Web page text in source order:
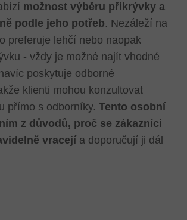
možnost výběru přikrývky a
podle jeho potřeb. Nezáleží na
preferuje lehčí nebo naopak
- vždy je možné najít vhodné
poskytuje odborné
klienti mohou konzultovat
přímo s odborníky. Tento osobní
z důvodů, proč se zákazníci
vracejí a doporučují ji dál